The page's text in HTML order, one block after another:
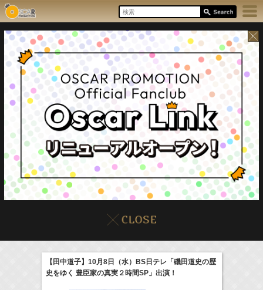
本日の出演情報8/6(Thu) イベント販売情報
【田中道子】10月8日（水）BS日テレ「磯田道史の歴
史をゆく 豊臣家の真実２時間SP」出演！